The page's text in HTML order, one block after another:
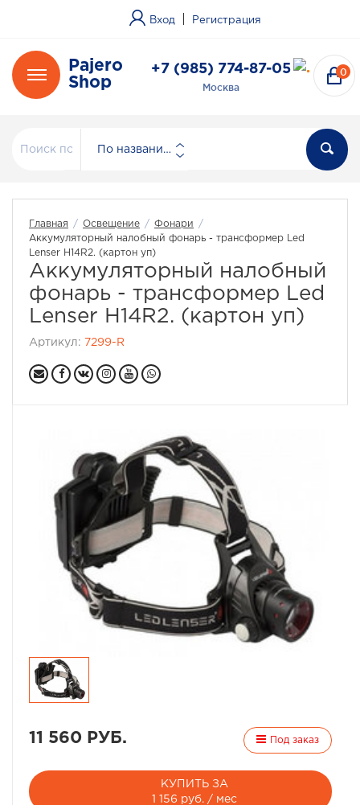
Вход Регистрация
Pajero
Shop
+7 (985) 774-87-05
Москва
0
По названию
Главная / Освещение / Фонари
/
Аккумуляторный налобный фонарь - трансформер Led
Lenser H14R2. (картон уп)
Аккумуляторный налобный
фонарь - трансформер Led
Lenser H14R2. (картон уп)
Артикул: 7299-R
11 560 РУБ. Под заказ
КУПИТЬ ЗА
1 156 руб. / мес